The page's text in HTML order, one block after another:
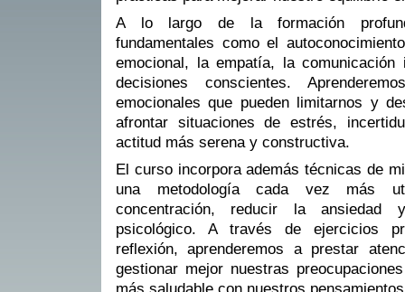
A lo largo de la formación
fundamentales como el
emocional, la empatía, la
decisiones conscientes.
emocionales que pueden limitarnos y
afrontar situaciones de estrés,
actitud más serena y constructiva.
El curso incorpora además técnicas de
una metodología cada vez más
concentración, reducir la ansiedad
psicológico. A través de ejercicios
reflexión, aprenderemos a prestar
gestionar mejor nuestras